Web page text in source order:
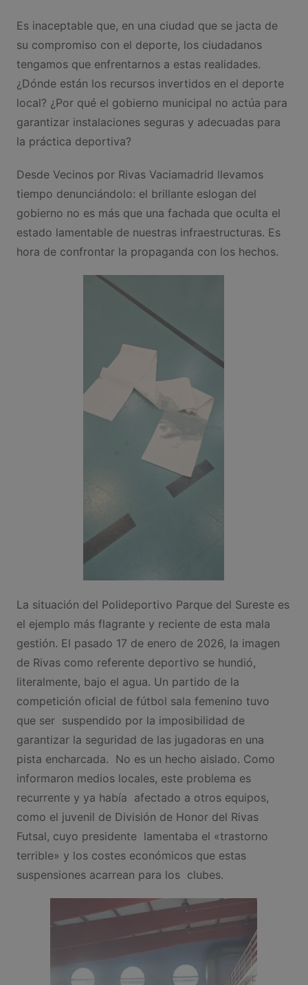
Es inaceptable que, en una ciudad que se jacta de
su compromiso con el deporte, los ciudadanos
tengamos que enfrentarnos a estas realidades.
¿Dónde están los recursos invertidos en el deporte
local? ¿Por qué el gobierno municipal no actúa para
garantizar instalaciones seguras y adecuadas para
la práctica deportiva?
Desde Vecinos por Rivas Vaciamadrid llevamos
tiempo denunciándolo: el brillante eslogan del
gobierno no es más que una fachada que oculta el
estado lamentable de nuestras infraestructuras. Es
hora de confrontar la propaganda con los hechos.
La situación del Polideportivo Parque del Sureste es
el ejemplo más flagrante y reciente de esta mala
gestión. El pasado 17 de enero de 2026, la imagen
de Rivas como referente deportivo se hundió,
literalmente, bajo el agua. Un partido de la
competición oficial de fútbol sala femenino tuvo
que ser suspendido por la imposibilidad de
garantizar la seguridad de las jugadoras en una
pista encharcada. No es un hecho aislado. Como
informaron medios locales, este problema es
recurrente y ya había afectado a otros equipos,
como el juvenil de División de Honor del Rivas
Futsal, cuyo presidente lamentaba el «trastorno
terrible» y los costes económicos que estas
suspensiones acarrean para los clubes.